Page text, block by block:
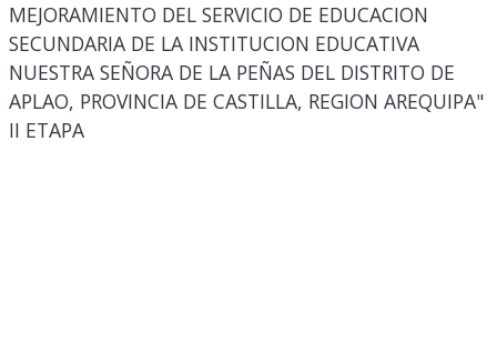
MEJORAMIENTO DEL SERVICIO DE EDUCACION
SECUNDARIA DE LA INSTITUCION EDUCATIVA
NUESTRA SEÑORA DE LA PEÑAS DEL DISTRITO DE
APLAO, PROVINCIA DE CASTILLA, REGION AREQUIPA"
II ETAPA